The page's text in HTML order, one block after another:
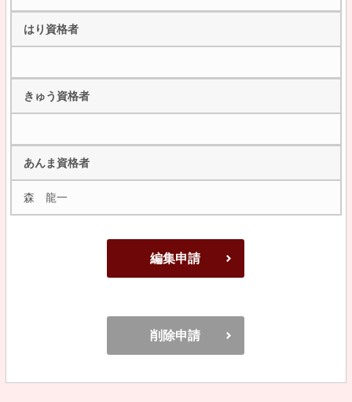
はり資格者
きゅう資格者
あんま資格者
森 龍一
編集申請
削除申請